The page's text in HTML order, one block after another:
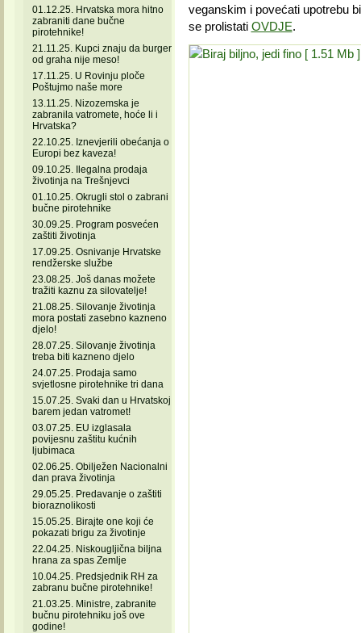
01.12.25. Hrvatska mora hitno
zabraniti dane bučne
pirotehnike!
21.11.25. Kupci znaju da burger
od graha nije meso!
17.11.25. U Rovinju ploče
Poštujmo naše more
13.11.25. Nizozemska je
zabranila vatromete, hoće li i
Hrvatska?
22.10.25. Iznevjerili obećanja o
Europi bez kaveza!
09.10.25. Ilegalna prodaja
životinja na Trešnjevci
01.10.25. Okrugli stol o zabrani
bučne pirotehnike
30.09.25. Program posvećen
zaštiti životinja
17.09.25. Osnivanje Hrvatske
rendžerske službe
23.08.25. Još danas možete
tražiti kaznu za silovatelje!
21.08.25. Silovanje životinja
mora postati zasebno kazneno
djelo!
28.07.25. Silovanje životinja
treba biti kazneno djelo
24.07.25. Prodaja samo
svjetlosne pirotehnike tri dana
15.07.25. Svaki dan u Hrvatskoj
barem jedan vatromet!
03.07.25. EU izglasala
povijesnu zaštitu kućnih
ljubimaca
02.06.25. Obilježen Nacionalni
dan prava životinja
29.05.25. Predavanje o zaštiti
bioraznolikosti
15.05.25. Birajte one koji će
pokazati brigu za životinje
22.04.25. Niskougljična biljna
hrana za spas Zemlje
10.04.25. Predsjednik RH za
zabranu bučne pirotehnike!
21.03.25. Ministre, zabranite
bučnu pirotehniku još ove
godine!
veganskim i povećati upotrebu
se prolistati OVDJE.